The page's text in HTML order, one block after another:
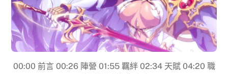
00:00​ 前言 00:26 陣營 01:55 羈絆 02:34 天賦 04:20 職